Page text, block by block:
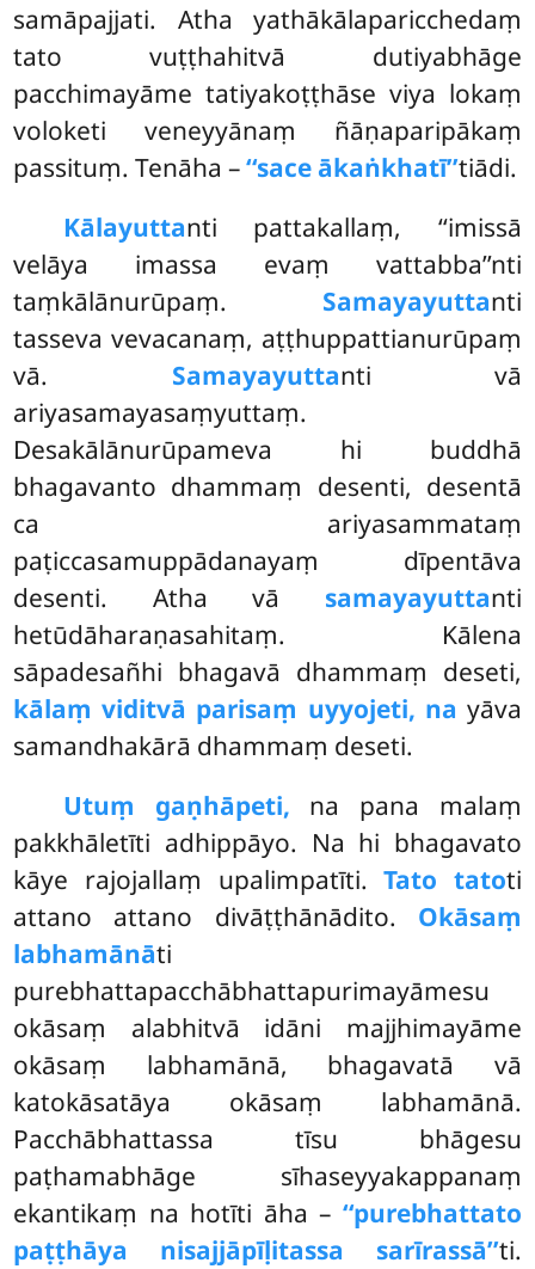
samāpajjati. Atha yathākālaparicchedaṃ
tato vuṭṭhahitvā dutiyabhāge
pacchimayāme tatiyakoṭṭhāse viya lokaṃ
voloketi veneyyānaṃ ñāṇaparipākaṃ
passituṃ. Tenāha –‘‘sace ākaṅkhatī’’tiādi.
Kālayuttanti pattakallaṃ, ‘‘imissā
velāya imassa evaṃ vattabba’’nti
taṃkālānurūpaṃ. Samayayuttanti
tasseva vevacanaṃ, aṭṭhuppattianurūpaṃ
vā. Samayayuttanti vā
ariyasamayasaṃyuttaṃ.
Desakālānurūpameva hi buddhā
bhagavanto dhammaṃ desenti, desentā
ca ariyasammataṃ
paṭiccasamuppādanayaṃ dīpentāva
desenti. Atha vā samayayuttanti
hetūdāharaṇasahitaṃ. Kālena
sāpadesañhi bhagavā dhammaṃ deseti,
kālaṃ viditvā parisaṃ uyyojeti, na yāva
samandhakārā dhammaṃ deseti.
Utuṃ gaṇhāpeti, na pana malaṃ
pakkhāletīti adhippāyo. Na hi bhagavato
kāye rajojallaṃ upalimpatīti.Tato tatoti
attano attano divāṭṭhānādito. Okāsaṃ
labhamānāti
purebhattapacchābhattapurimayāmesu
okāsaṃ alabhitvā idāni majjhimayāme
okāsaṃ labhamānā, bhagavatā vā
katokāsatāya okāsaṃ labhamānā.
Pacchābhattassa tīsu bhāgesu
paṭhamabhāge sīhaseyyakappanaṃ
ekantikaṃ na hotīti āha – ‘‘purebhattato
paṭṭhāya nisajjāpīḷitassa sarīrassā’’ti.